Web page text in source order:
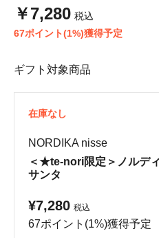
￥7,280 税込
67ポイント(1%)獲得予定
ギフト対象商品
在庫なし
NORDIKA nisse
＜★te-nori限定＞ノルデ
サンタ
¥7,280 税込
67ポイント(1%)獲得予定